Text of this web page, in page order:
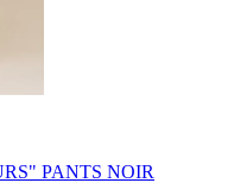
PANTS NOIR